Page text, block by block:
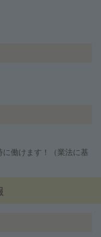
に働けます！（業法に基